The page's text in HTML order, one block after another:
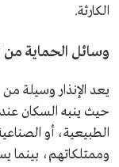
الكارثة.
وسائل الحماية من
يعد الإنذار وسيلة
حيث ينبه السكان
الطبيعية، أو
وممتلكاتهم، بينما